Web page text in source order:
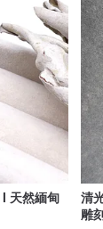
清
雕